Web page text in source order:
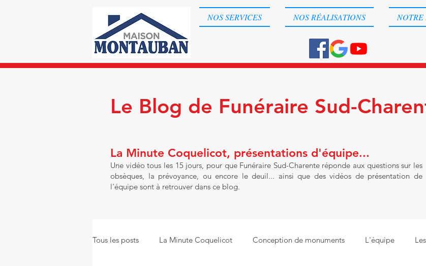
NOS SERVICES NOS RÉALISATIONS
Le Blog de Funéraire Sud-
La Minute Coquelicot, présentations d'équipe...
Une vidéo tous les 15 jours, pour que Funéraire Sud-Charente réponde aux questions sur les
obsèques, la prévoyance, ou encore le deuil... ainsi que des vidéos de présentation de
l'équipe sont à retrouver dans ce blog.
Tous les posts La Minute Coquelicot Conception de monuments L'équipe